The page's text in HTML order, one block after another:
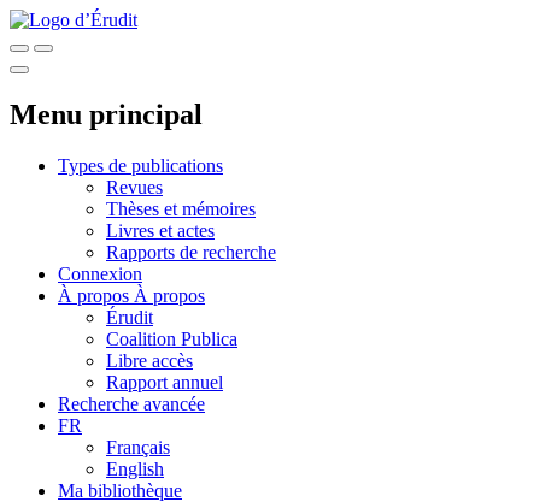
Menu principal
Types de publications
Revues
Thèses et mémoires
Livres et actes
Rapports de recherche
Connexion
À propos À propos
Érudit
Coalition Publica
Libre accès
Rapport annuel
Recherche avancée
FR
Français
English
Ma bibliothèque